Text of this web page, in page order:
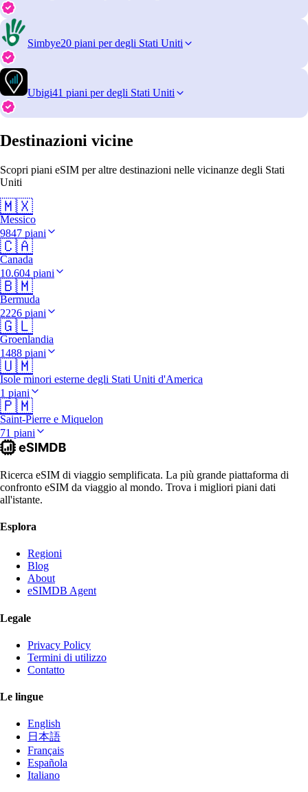
Simbye20 piani per degli Stati Uniti
Ubigi41 piani per degli Stati Uniti
Destinazioni vicine
Scopri piani eSIM per altre destinazioni nelle vicinanze degli Stati
Uniti
🇲🇽
Messico
9847 piani
🇨🇦
Canada
10.604 piani
🇧🇲
Bermuda
2226 piani
🇬🇱
Groenlandia
1488 piani
🇺🇲
Isole minori esterne degli Stati Uniti d'America
1 piani
🇵🇲
Saint-Pierre e Miquelon
71 piani
Ricerca eSIM di viaggio semplificata. La più grande piattaforma di
confronto eSIM da viaggio al mondo. Trova i migliori piani dati
all'istante.
Esplora
Regioni
Blog
About
eSIMDB Agent
Legale
Privacy Policy
Termini di utilizzo
Contatto
Le lingue
English
日本語
Français
Española
Italiano